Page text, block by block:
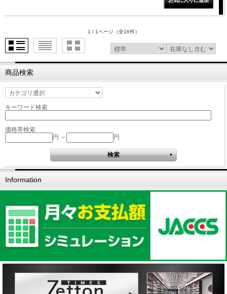
1 / 1ページ （全16件）
商品検索
キーワード検索
価格帯検索
円 ～
円
Information